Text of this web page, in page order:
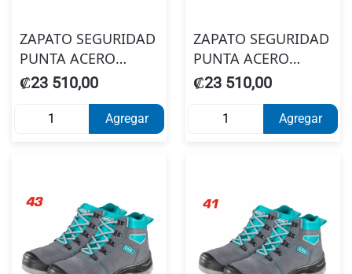
ZAPATO SEGURIDAD
PUNTA ACERO
NEGRO TOTAL
₡23 510,00
Agregar
ZAPATO SEGURIDAD
PUNTA ACERO
NEGRO TOTAL
₡23 510,00
Agregar